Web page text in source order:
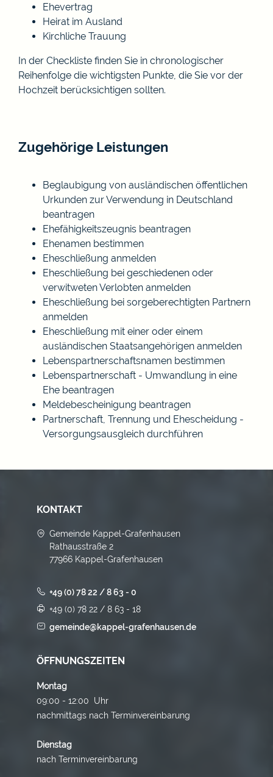
Ehevertrag
Heirat im Ausland
Kirchliche Trauung
In der Checkliste finden Sie in chronologischer
Reihenfolge die wichtigsten Punkte, die Sie vor der
Hochzeit berücksichtigen sollten.
Zugehörige Leistungen
Beglaubigung von ausländischen öffentlichen
Urkunden zur Verwendung in Deutschland
beantragen
Ehefähigkeitszeugnis beantragen
Ehenamen bestimmen
Eheschließung anmelden
Eheschließung bei geschiedenen oder
verwitweten Verlobten anmelden
Eheschließung bei sorgeberechtigten Partnern
anmelden
Eheschließung mit einer oder einem
ausländischen Staatsangehörigen anmelden
Lebenspartnerschaftsnamen bestimmen
Lebenspartnerschaft - Umwandlung in eine
Ehe beantragen
Meldebescheinigung beantragen
Partnerschaft, Trennung und Ehescheidung -
Versorgungsausgleich durchführen
KONTAKT
Gemeinde Kappel-Grafenhausen
Rathausstraße 2
77966 Kappel-Grafenhausen
+49 (0) 78 22 / 8 63 - 0
+49 (0) 78 22 / 8 63 - 18
gemeinde@kappel-grafenhausen.de
ÖFFNUNGSZEITEN
Montag
09:00 - 12:00 Uhr
nachmittags nach Terminvereinbarung
Dienstag
nach Terminvereinbarung